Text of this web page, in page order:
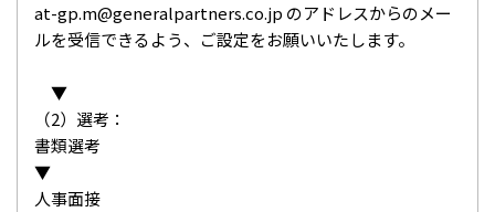
at-gp.m@generalpartners.co.jp のアドレスからのメー
ルを受信できるよう、ご設定をお願いいたします。
▼
（2）選考：
書類選考
▼
人事面接